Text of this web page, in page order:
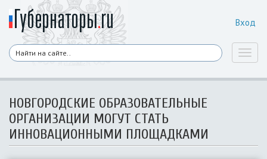
Вход
НОВГОРОДСКИЕ ОБРАЗОВАТЕЛЬНЫЕ
ОРГАНИЗАЦИИ МОГУТ СТАТЬ
ИННОВАЦИОННЫМИ ПЛОЩАДКАМИ